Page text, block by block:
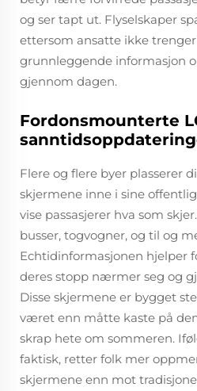
og ser tapt ut. Flyselskaper
ettersom ansatte ikke
grunnleggende informasjon
gjennom dagen.
Fordonsmounterte
Flere og flere byer plasserer
skjermene inne i sine
vise passasjerer hva som
busser, togvogner, og til og
Echtidinformasjonen hjelper
deres stopp nærmer seg og
Disse skjermene er bygget
været enn måtte kaste på
skrap hete om sommeren.
faktisk, retter folk mer
skjermene enn mot